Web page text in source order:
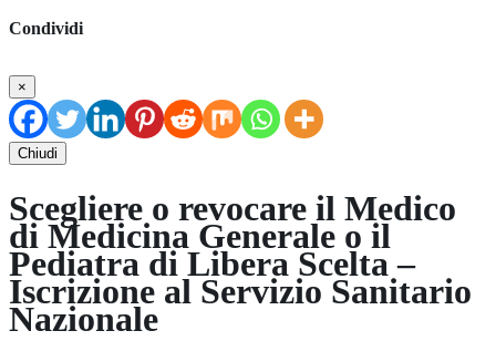
Condividi
×
Chiudi
Scegliere o revocare il Medico
di Medicina Generale o il
Pediatra di Libera Scelta –
Iscrizione al Servizio Sanitario
Nazionale